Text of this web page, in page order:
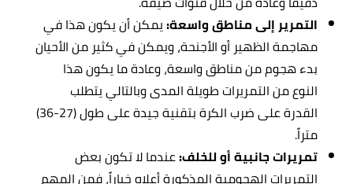
التمرير إلى مناطق واسعة:يمكن أن يكون هذا في
مهاجمة الظهير أو الأجنحة، ويمكن في كثير من الأحيان
بدء هجوم من مناطق واسعة، وعادة ما يكون هذا
النوع من التمريرات طويلة المدى وبالتالي يتطلب
القدرة على ضرب الكرة بتقنية جيدة على طول (27-36)
متراً.
تمريرات جانبية أو للخلف:عندما لا تكون بعض
التمريرات الهجومية المذكورة أعلاه خياراً، فمن المهم